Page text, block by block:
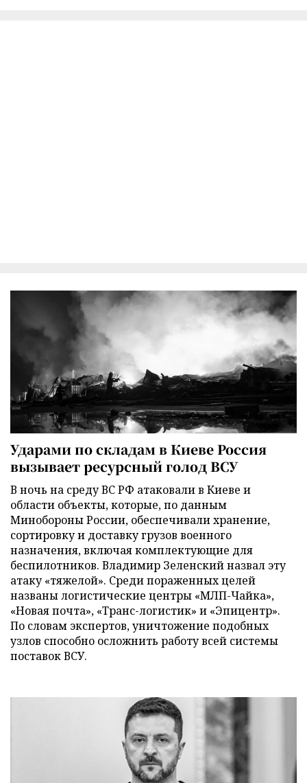
Ударами по складам в Киеве Россия
вызывает ресурсный голод ВСУ
В ночь на среду ВС РФ атаковали в Киеве и
области объекты, которые, по данным
Минобороны России, обеспечивали хранение,
сортировку и доставку грузов военного
назначения, включая комплектующие для
беспилотников. Владимир Зеленский назвал эту
атаку «тяжелой». Среди пораженных целей
названы логистические центры «МЛП-Чайка»,
«Новая почта», «Транс-логистик» и «Эпицентр».
По словам экспертов, уничтожение подобных
узлов способно осложнить работу всей системы
поставок ВСУ.